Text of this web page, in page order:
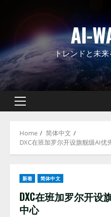
AI-
トレンドと未
Primary
Home
简体中文
DXC在班加罗尔开设旗舰级AI优
新着 简体中文
DXC在班加罗尔开设
中心